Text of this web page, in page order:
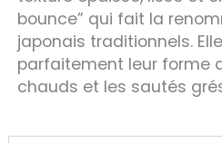
bounce” qui fait la
japonais traditionnels.
parfaitement leur forme
chauds et les sautés